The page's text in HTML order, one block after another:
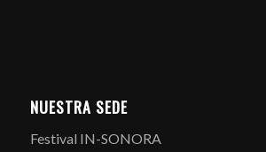
NUESTRA SEDE
Festival IN-SONORA